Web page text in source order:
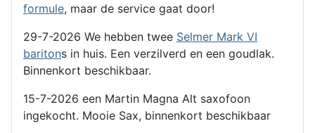
formule, maar de service gaat door!
29-7-2026 We hebben twee Selmer Mark VI
baritons in huis. Een verzilverd en een goudlak.
Binnenkort beschikbaar.
15-7-2026 een Martin Magna Alt saxofoon
ingekocht. Mooie Sax, binnenkort beschikbaar